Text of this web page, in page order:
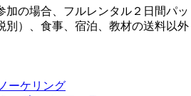
の場合、フルレンタル２日間パッ
別）、食事、宿泊、教材の送料以外